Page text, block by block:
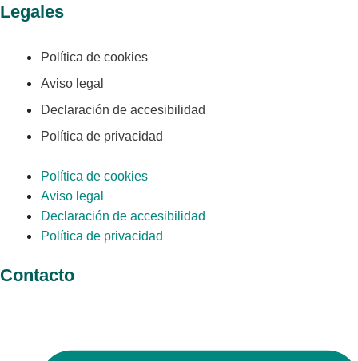
Legales
Política de cookies
Aviso legal
Declaración de accesibilidad
Política de privacidad
Política de cookies
Aviso legal
Declaración de accesibilidad
Política de privacidad
Contacto